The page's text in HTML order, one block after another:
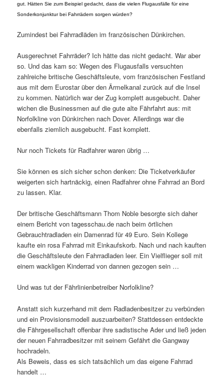
gut. Hätten Sie zum Beispiel gedacht, dass die vielen Flugausfälle für eine
Sonderkonjunktur bei Fahrrädern sorgen würden?
Zumindest bei Fahrradläden im französischen Dünkirchen.
Ausgerechnet Fahrräder? Ich hätte das nicht gedacht. War aber
so. Und das kam so: Wegen des Flugausfalls versuchten
zahlreiche britische Geschäftsleute, vom französischen Festland
aus mit dem Eurostar über den Ärmelkanal zurück auf die Insel
zu kommen. Natürlich war der Zug komplett ausgebucht. Daher
wichen die Businessmen auf die gute alte Fährfahrt aus: mit
Norfolkline von Dünkirchen nach Dover. Allerdings war die
ebenfalls ziemlich ausgebucht. Fast komplett.
Nur noch Tickets für Radfahrer waren übrig …
Sie können es sich sicher schon denken: Die Ticketverkäufer
weigerten sich hartnäckig, einen Radfahrer ohne Fahrrad an Bord
zu lassen. Klar.
Der britische Geschäftsmann Thom Noble besorgte sich daher
einem Bericht von tagesschau.de nach beim örtlichen
Gebrauchtradladen ein Damenrad für 49 Euro. Sein Kollege
kaufte ein rosa Fahrrad mit Einkaufskorb. Nach und nach kauften
die Geschäftsleute den Fahrradladen leer. Ein Vielflieger soll mit
einem wackligen Kinderrad von dannen gezogen sein …
Und was tut der Fährlinienbetreiber Norfolkline?
Anstatt sich kurzerhand mit dem Radladenbesitzer zu verbünden
und ein Provisionsmodell auszuarbeiten? Stattdessen entdeckte
die Fährgesellschaft offenbar ihre sadistische Ader und ließ jeden
der neuen Fahrradbesitzer mit seinem Gefährt die Gangway
hochradeln.
Als Beweis, dass es sich tatsächlich um das eigene Fahrrad
handelt …